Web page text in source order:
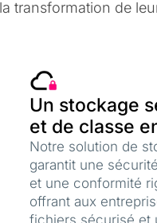
transformation de
Un stockage
et de classe
Notre solution de
garantit une
et une conformité
offrant aux